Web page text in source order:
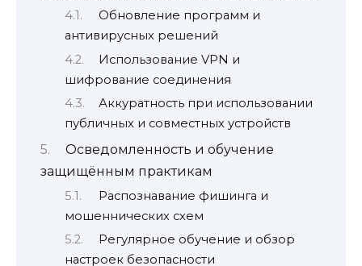
Обновление программ и
антивирусных решений
Использование VPN и
шифрование соединения
Аккуратность при использовании
публичных и совместных устройств
Осведомленность и обучение
защищённым практикам
Распознавание фишинга и
мошеннических схем
Регулярное обучение и обзор
настроек безопасности